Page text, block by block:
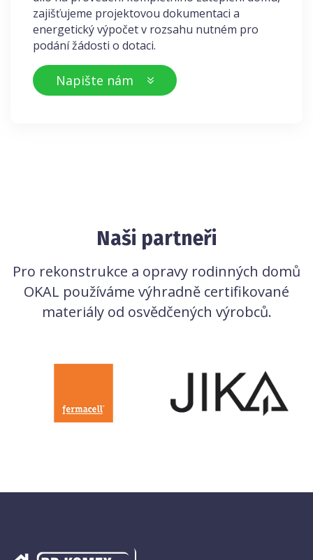
zajišťujeme projektovou dokumentaci a
energetický výpočet v rozsahu nutném pro
podání žádosti o dotaci.
Napište nám
Naši partneři
Pro rekonstrukce a opravy rodinných domů
OKAL používáme výhradně certifikované
materiály od osvědčených výrobců.